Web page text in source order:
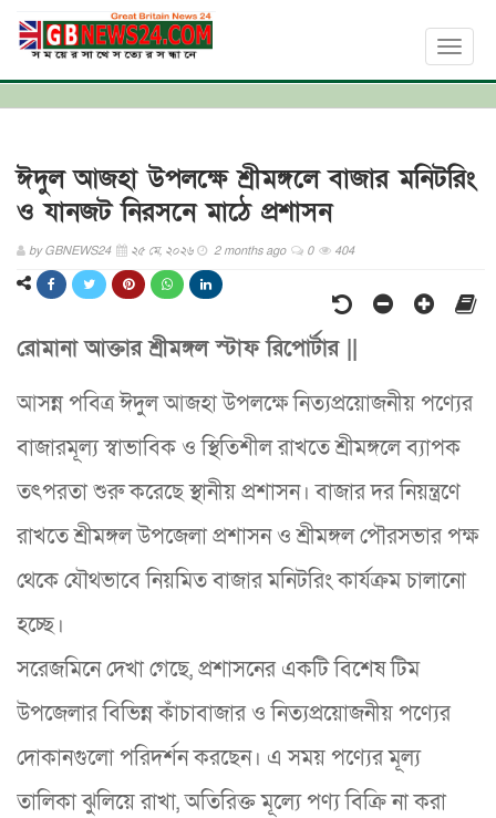
Toggle
​ঈদুল আজহা উপলক্ষে শ্রীমঙ্গলে বাজার মনিটরিং
ও যানজট নিরসনে মাঠে প্রশাসন
byGBNEWS24 ২৫ মে, ২০২৬ 2 months ago 0 404
রোমানা আক্তার শ্রীমঙ্গল স্টাফ রিপোর্টার ||
আসন্ন পবিত্র ঈদুল আজহা উপলক্ষে নিত্যপ্রয়োজনীয় পণ্যের
বাজারমূল্য স্বাভাবিক ও স্থিতিশীল রাখতে শ্রীমঙ্গলে ব্যাপক
তৎপরতা শুরু করেছে স্থানীয় প্রশাসন। বাজার দর নিয়ন্ত্রণে
রাখতে শ্রীমঙ্গল উপজেলা প্রশাসন ও শ্রীমঙ্গল পৌরসভার পক্ষ
থেকে যৌথভাবে নিয়মিত বাজার মনিটরিং কার্যক্রম চালানো
হচ্ছে।
​সরেজমিনে দেখা গেছে, প্রশাসনের একটি বিশেষ টিম
উপজেলার বিভিন্ন কাঁচাবাজার ও নিত্যপ্রয়োজনীয় পণ্যের
দোকানগুলো পরিদর্শন করছেন। এ সময় পণ্যের মূল্য
তালিকা ঝুলিয়ে রাখা, অতিরিক্ত মূল্যে পণ্য বিক্রি না করা